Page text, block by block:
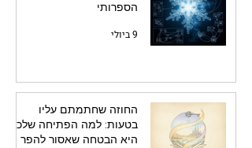
הספרותי
9 ביולי
החוזה שחתמתם עליו
בטעות: למה הפתיחה שלכם
היא הבטחה שאסור להפר